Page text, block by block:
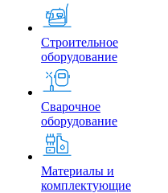
Строительное
оборудование
Сварочное
оборудование
Материалы и
комплектующие